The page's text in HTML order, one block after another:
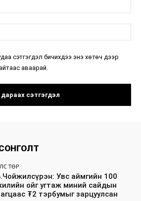
сэтгэгдэл бичихдээ энэ хөтөч дээр
аваарай.
ТӨР
Увс аймгийн 100
ойг угтаж миний сайдын
₮2 тэрбумыг зарцуулсан